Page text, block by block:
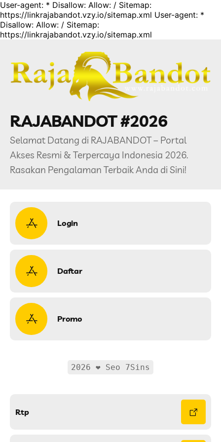
User-agent: * Disallow: Allow: / Sitemap:
https://linkrajabandot.vzy.io/sitemap.xml User-agent: *
Disallow: Allow: / Sitemap:
https://linkrajabandot.vzy.io/sitemap.xml
RAJABANDOT #2026
Selamat Datang di RAJABANDOT – Portal
Akses Resmi & Terpercaya Indonesia 2026.
Rasakan Pengalaman Terbaik Anda di Sini!
Login
Daftar
Promo
2026 ❤ Seo 7Sins
Rtp